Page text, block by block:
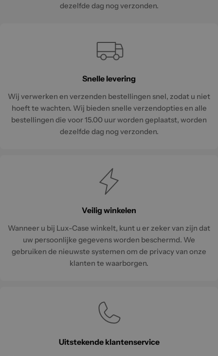
dezelfde dag nog verzonden.
Snelle levering
Wij verwerken en verzenden bestellingen snel, zodat u niet
hoeft te wachten. Wij bieden snelle verzendopties en alle
bestellingen die voor 15.00 uur worden geplaatst, worden
dezelfde dag nog verzonden.
Veilig winkelen
Wanneer u bij Lux-Case winkelt, kunt u er zeker van zijn dat
uw persoonlijke gegevens worden beschermd. We
gebruiken de nieuwste systemen om de privacy van onze
klanten te waarborgen.
Uitstekende klantenservice